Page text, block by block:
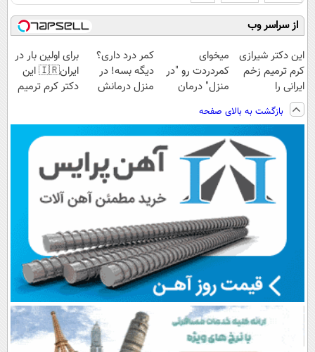
از سراسر وب
این دکتر شیرازی
کرم ترمیم زخم
ایرانی را
ساخت!!!
میخوای
کمردردت رو "در
منزل" درمان
◂پرسش‌نامه)
کمر درد داری؟
دیگه بسه! در
منزل درمانش
برای اولین بار در
ایران🇮🇷 این
دکتر کرم ترمیم
بازگشت به بالای صفحه